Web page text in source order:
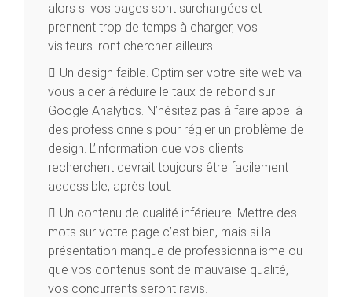
alors si vos pages sont surchargées et
prennent trop de temps à charger, vos
visiteurs iront chercher ailleurs.
Un design faible. Optimiser votre site web va
vous aider à réduire le taux de rebond sur
Google Analytics. N’hésitez pas à faire appel à
des professionnels pour régler un problème de
design. L’information que vos clients
recherchent devrait toujours être facilement
accessible, après tout.
Un contenu de qualité inférieure. Mettre des
mots sur votre page c’est bien, mais si la
présentation manque de professionnalisme ou
que vos contenus sont de mauvaise qualité,
vos concurrents seront ravis.